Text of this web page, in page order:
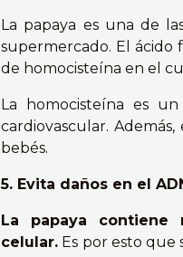
La papaya es una de
supermercado. El
de homocisteína en el
La homocisteína es
cardiovascular.
bebés.
5. Evita daños en el
La papaya contiene
celular. Es por esto